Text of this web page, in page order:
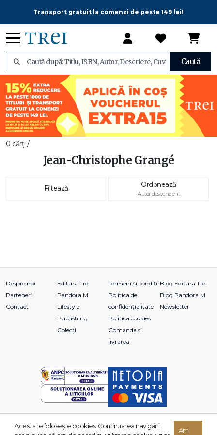
Transport gratuit la comenzi de peste 149 lei!
Caută
0 cărți /
Jean-Christophe Grangé
Filtează Ordonează
Autor descendent
Despre noi
Parteneri
Contact
Editura Trei
Pandora M
Lifestyle
Publishing
Colecții
Termeni și condiții
Politica de
confidențialitate
Politica cookies
Comanda si
livrarea
Blog Editura Trei
Blog Pandora M
Newsletter
© 2026 Grupul Editorial TREI. Toate drepturile rezervate.
Acest site foloseşte cookies. Continuarea navigării
Am